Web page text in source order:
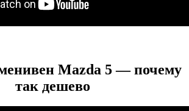
Mazda 5 — почему
так дешево